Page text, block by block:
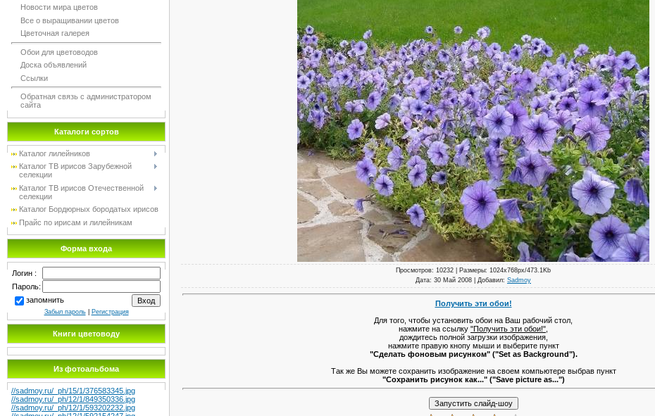
Новости мира цветов
Все о выращивании цветов
Цветочная галерея
Обои для цветоводов
Доска объявлений
Ссылки
Обратная связь с администратором
сайта
Каталоги сортов
Каталог лилейников
Каталог TB ирисов Зарубежной
селекции
Каталог TB ирисов Отечественной
селекции
Каталог Бордюрных бородатых ирисов
Прайс по ирисам и лилейникам
Форма входа
Логин :
Пароль:
запомнить
Забыл пароль| Регистрация
Книги цветоводу
Из фотоальбома
//sadmoy.ru/_ph/15/1/376583345.jpg
//sadmoy.ru/_ph/12/1/849350336.jpg
//sadmoy.ru/_ph/12/1/593202232.jpg
Просмотров: 10232 | Размеры: 1024x768px/473.1Kb
Дата: 30 Май 2008 | Добавил: Sadmoy
Получить эти обои!
Для того, чтобы установить обои на Ваш рабочий стол,
нажмите на ссылку "Получить эти обои!"
дождитесь полной загрузки изображения,
нажмите правую кнопу мыши и выберите пункт
"Сделать фоновым рисунком" ("Set as Background").
Так же Вы можете сохранить изображение на своем компьютере выбрав пункт
"Сохранить рисунок как..." ("Save picture as...")